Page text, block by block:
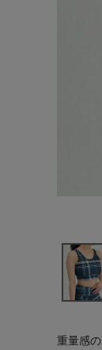
重量感